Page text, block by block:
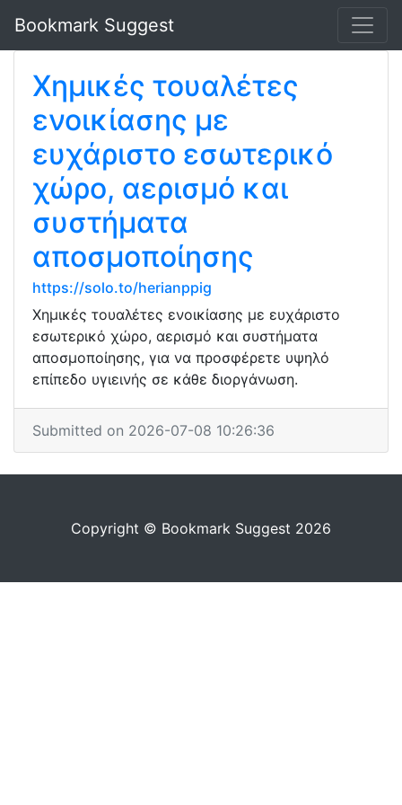
Bookmark Suggest
Χημικές τουαλέτες
ενοικίασης με
ευχάριστο εσωτερικό
χώρο, αερισμό και
συστήματα
αποσμοποίησης
https://solo.to/herianppig
Χημικές τουαλέτες ενοικίασης με ευχάριστο
εσωτερικό χώρο, αερισμό και συστήματα
αποσμοποίησης, για να προσφέρετε υψηλό
επίπεδο υγιεινής σε κάθε διοργάνωση.
Submitted on 2026-07-08 10:26:36
Copyright © Bookmark Suggest 2026